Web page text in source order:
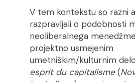
V tem kontekstu so razni
razpravljali o podobnosti
neoliberalnega
projektno usmejenim
umetniškim/kulturnim
esprit du capitalisme(